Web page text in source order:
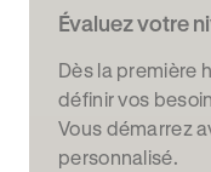
Évaluez votre
Dès la première
définir vos
Vous démarrez
personnalisé.